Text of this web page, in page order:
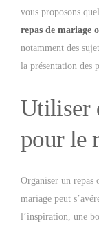
vous proposons
repas de mariage
notamment des
la présentation des
Utiliser
pour le
Organiser un repas
mariage peut
l’inspiration, une